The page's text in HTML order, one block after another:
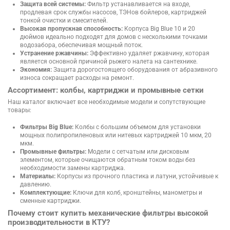
Защита всей системы: Фильтр устанавливается на входе,
продлевая срок службы насосов, ТЭНов бойлеров, картриджей
тонкой очистки и смесителей.
Высокая пропускная способность: Корпуса Big Blue 10 и 20
дюймов идеально подходят для домов с несколькими точками
водозабора, обеспечивая мощный поток.
Устранение ржавчины: Эффективно удаляет ржавчину, которая
является основной причиной рыжего налета на сантехнике.
Экономия: Защита дорогостоящего оборудования от абразивного
износа сокращает расходы на ремонт.
Ассортимент: колбы, картриджи и промывные сетки
Наш каталог включает все необходимые модели и сопутствующие
товары:
Фильтры Big Blue: Колбы с большим объемом для установки
мощных полипропиленовых или нитевых картриджей 10 мкм, 20
мкм.
Промывные фильтры: Модели с сетчатым или дисковым
элементом, которые очищаются обратным током воды без
необходимости замены картриджа.
Материалы: Корпусы из прочного пластика и латуни, устойчивые к
давлению.
Комплектующие: Ключи для колб, кронштейны, манометры и
сменные картриджи.
Почему стоит купить механические фильтры высокой
производительности в КТУ?